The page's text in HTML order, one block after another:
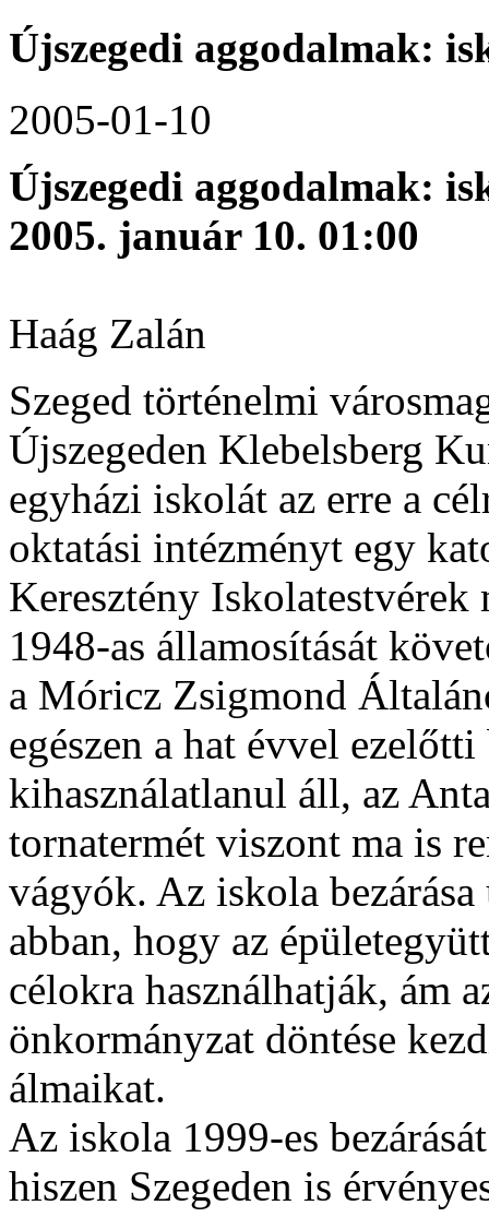
Újszegedi aggodalmak:
2005-01-10
Újszegedi aggodalmak:
2005. január 10. 01:00
Haág Zalán
Szeged történelmi
Újszegeden Klebelsberg
egyházi iskolát az erre a
oktatási intézményt egy
Keresztény
1948-as államosítását
a Móricz Zsigmond
egészen a hat évvel
kihasználatlanul áll, az
tornatermét viszont ma is
vágyók. Az iskola
abban, hogy az
célokra használhatják, ám
önkormányzat döntése
álmaikat.
Az iskola 1999-es
hiszen Szegeden is